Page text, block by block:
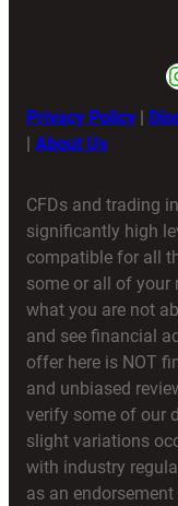
Privacy Policy |
| About Us
CFDs and trading
significantly high
compatible for all
some or all of your
what you are not
and see financial
offer here is NOT
and unbiased
verify some of our
slight variations
with industry
as an